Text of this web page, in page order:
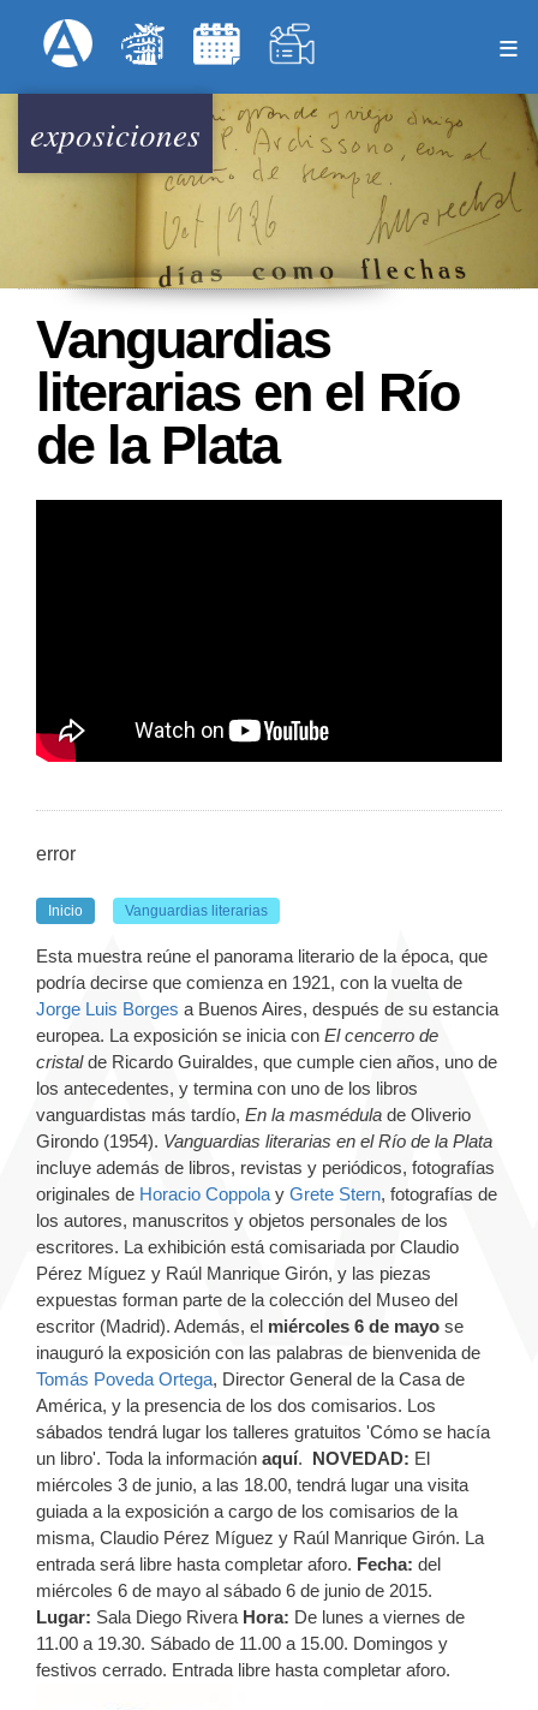
al
principal
Menú Superior
exposiciones
Vanguardias
literarias en el Río
de la Plata
error
Inicio Vanguardias literarias
Esta muestra reúne el panorama literario de la época, que
podría decirse que comienza en 1921, con la vuelta de
Jorge Luis Borges a Buenos Aires, después de su estancia
europea. La exposición se inicia con El cencerro de
cristalde Ricardo Guiraldes, que cumple cien años, uno de
los antecedentes, y termina con uno de los libros
vanguardistas más tardío, En la masmédula de Oliverio
Girondo (1954). Vanguardias literarias en el Río de la Plata
incluye además de libros, revistas y periódicos, fotografías
originales de Horacio Coppola y Grete Stern, fotografías de
los autores, manuscritos y objetos personales de los
escritores. La exhibición está comisariada por Claudio
Pérez Míguez y Raúl Manrique Girón, y las piezas
expuestas forman parte de la colección del Museo del
escritor (Madrid). Además, el miércoles 6 de mayo se
inauguró la exposición con las palabras de bienvenida de
Tomás Poveda Ortega, Director General de la Casa de
América, y la presencia de los dos comisarios. Los
sábados tendrá lugar los talleres gratuitos 'Cómo se hacía
un libro'. Toda la información aquí. NOVEDAD: El
miércoles 3 de junio, a las 18.00, tendrá lugar una visita
guiada a la exposición a cargo de los comisarios de la
misma, Claudio Pérez Míguez y Raúl Manrique Girón. La
entrada será libre hasta completar aforo. Fecha: del
miércoles 6 de mayo al sábado 6 de junio de 2015.
Lugar: Sala Diego Rivera Hora: De lunes a viernes de
11.00 a 19.30. Sábado de 11.00 a 15.00. Domingos y
festivos cerrado. Entrada libre hasta completar aforo.